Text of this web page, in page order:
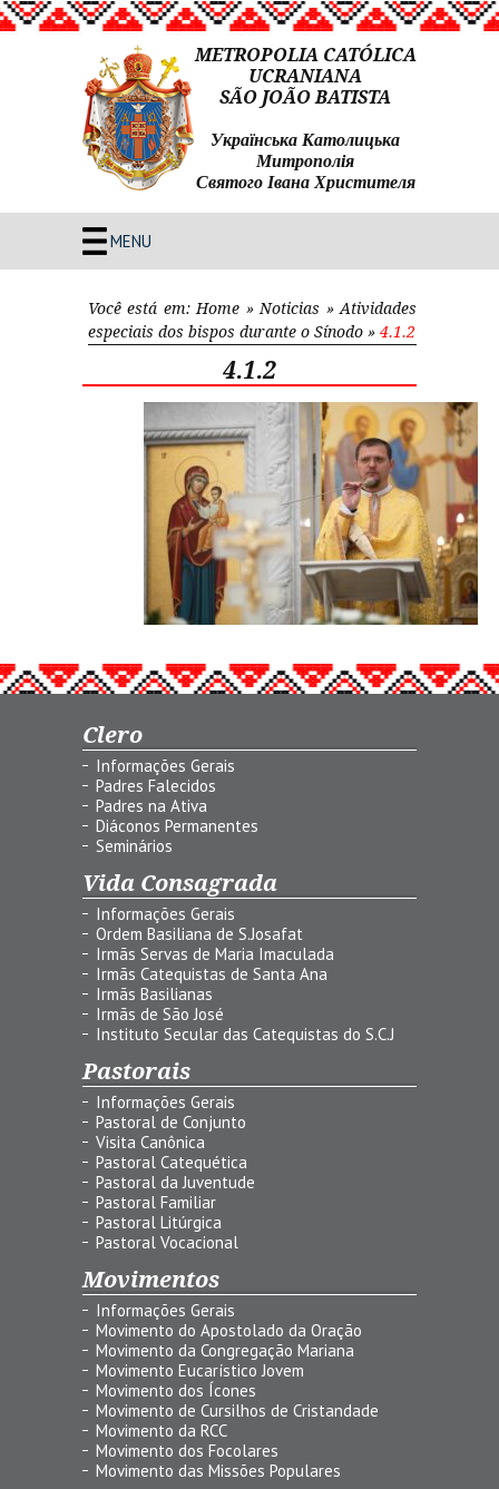
METROPOLIA CATÓLICA
UCRANIANA
SÃO JOÃO BATISTA
Українська Католицька
Митрополія
Святого Івана Христителя
MENU
Você está em: Home » Noticias »Atividades
especiais dos bispos durante o Sínodo » 4.1.2
4.1.2
Clero
Informações Gerais
Padres Falecidos
Padres na Ativa
Diáconos Permanentes
Seminários
Vida Consagrada
Informações Gerais
Ordem Basiliana de S.Josafat
Irmãs Servas de Maria Imaculada
Irmãs Catequistas de Santa Ana
Irmãs Basilianas
Irmãs de São José
Instituto Secular das Catequistas do S.C.J
Pastorais
Informações Gerais
Pastoral de Conjunto
Visita Canônica
Pastoral Catequética
Pastoral da Juventude
Pastoral Familiar
Pastoral Litúrgica
Pastoral Vocacional
Movimentos
Informações Gerais
Movimento do Apostolado da Oração
Movimento da Congregação Mariana
Movimento Eucarístico Jovem
Movimento dos Ícones
Movimento de Cursilhos de Cristandade
Movimento da RCC
Movimento dos Focolares
Movimento das Missões Populares